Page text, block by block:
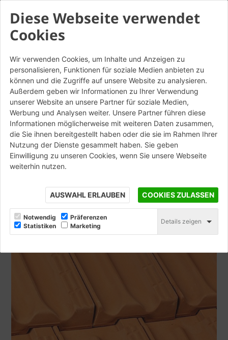
Diese Webseite verwendet
Cookies
Wir verwenden Cookies, um Inhalte und Anzeigen zu
personalisieren, Funktionen für soziale Medien anbieten zu
können und die Zugriffe auf unsere Website zu analysieren.
Außerdem geben wir Informationen zu Ihrer Verwendung
unserer Website an unsere Partner für soziale Medien,
Werbung und Analysen weiter. Unsere Partner führen diese
Informationen möglicherweise mit weiteren Daten zusammen,
die Sie ihnen bereitgestellt haben oder die sie im Rahmen Ihrer
Nutzung der Dienste gesammelt haben. Sie geben
Einwilligung zu unseren Cookies, wenn Sie unsere Webseite
weiterhin nutzen.
AUSWAHL ERLAUBEN COOKIES ZULASSEN
Notwendig
Präferenzen
Statistiken
Marketing
Details zeigen
Tacu Rouge
Altre Colorazioni
STAMPA